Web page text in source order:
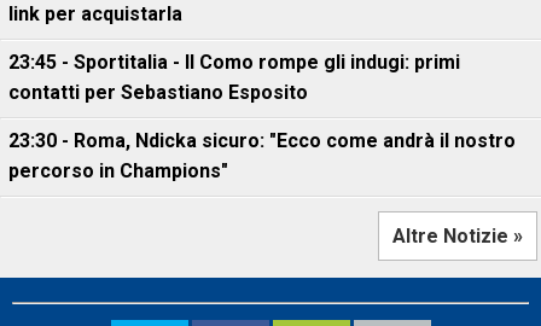
link per acquistarla
23:45 - Sportitalia - Il Como rompe gli indugi: primi
contatti per Sebastiano Esposito
23:30 - Roma, Ndicka sicuro: "Ecco come andrà il nostro
percorso in Champions"
Altre Notizie »